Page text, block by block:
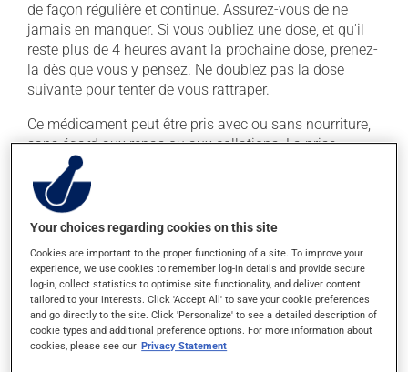
de façon régulière et continue. Assurez-vous de ne
jamais en manquer. Si vous oubliez une dose, et qu'il
reste plus de 4 heures avant la prochaine dose, prenez-
la dès que vous y pensez. Ne doublez pas la dose
suivante pour tenter de vous rattraper.
Ce médicament peut être pris avec ou sans nourriture,
sans égard aux repas ou aux collations. La prise
d'alcool peut augmenter l'effet du médicament. Limitez
la consommation d'alcool à une prise occasionnelle de
petites quantités.
Effets indésirables
En plus de ses effets recherchés, ce produit peut à
l'occasion entraîner certains effets indésirables (effets
secondaires), notamment :
Your choices regarding cookies on this site
Cookies are important to the proper functioning of a site. To improve your
experience, we use cookies to remember log-in details and provide secure
log-in, collect statistics to optimise site functionality, and deliver content
tailored to your interests. Click 'Accept All' to save your cookie preferences
and go directly to the site. Click 'Personalize' to see a detailed description of
cookie types and additional preference options. For more information about
cookies, please see our Privacy Statement